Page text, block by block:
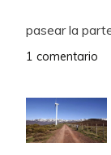
pasear la
1 comentario